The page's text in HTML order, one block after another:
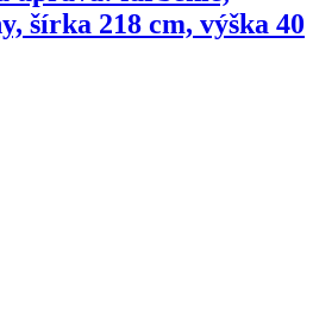
šírka 218 cm, výška 40